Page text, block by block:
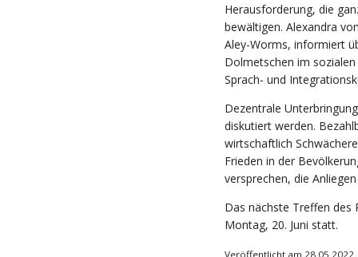
Herausforderung, die
bewältigen. Alexandra
Aley-Worms, informiert
Dolmetschen im
Sprach- und
Dezentrale
diskutiert werden.
wirtschaftlich
Frieden in der
versprechen, die
Das nächste Treffen des
Montag, 20. Juni statt.
Veröffentlicht am 28.05.2022.